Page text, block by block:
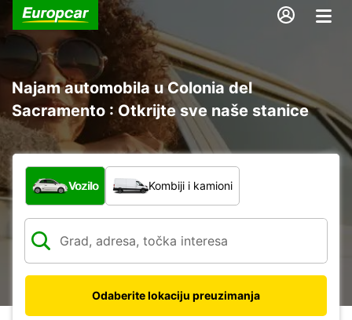
Najam automobila u Colonia del
Sacramento : Otkrijte sve naše stanice
Koja vrsta vozila?
Vozilo Kombiji i kamioni
Odaberite lokaciju preuzimanja